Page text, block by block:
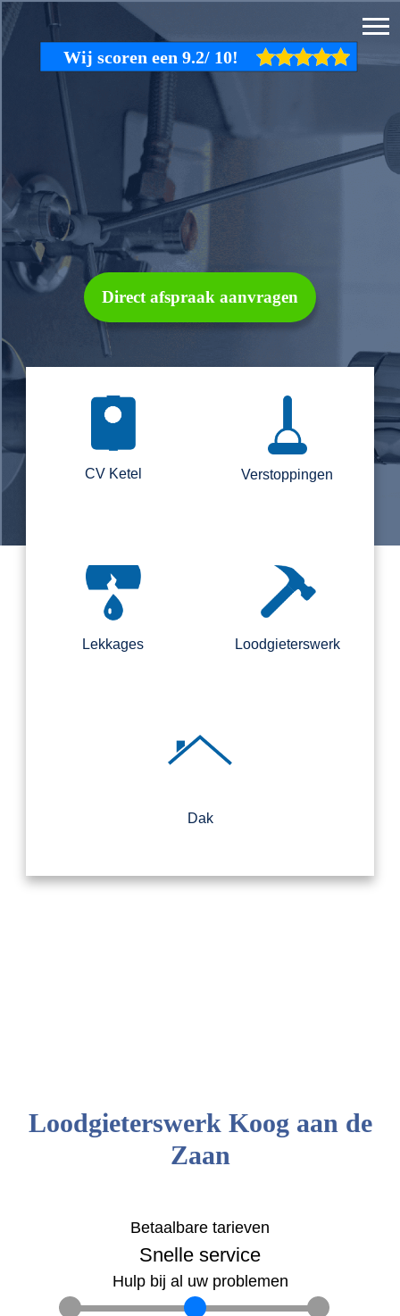
Direct afspraak aanvragen
CV Ketel Verstoppingen
Lekkages Loodgieterswerk
Dak
Loodgieterswerk Koog aan de
Zaan
Betaalbare tarieven
Snelle service
Hulp bij al uw problemen